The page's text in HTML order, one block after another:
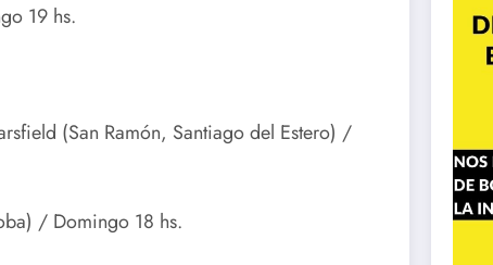
19 hs.
(San Ramón, Santiago del Estero) /
/ Domingo 18 hs.